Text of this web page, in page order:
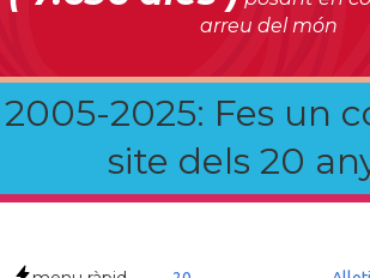
arreu del món
2005-2025: Fes un
site dels 20